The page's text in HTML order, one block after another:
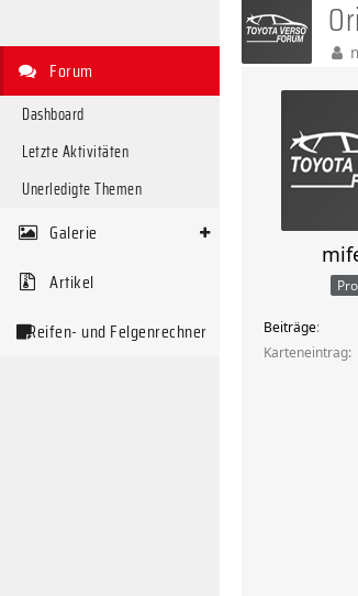
Forum
Dashboard
Letzte Aktivitäten
Unerledigte Themen
Galerie
Artikel
Reifen- und Felgenrechner
Beiträge
Karteneintrag